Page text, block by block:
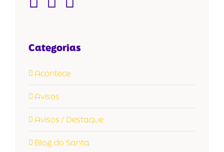
Categorias
Acontece
Avisos
Avisos / Destaque
Blog do Santa